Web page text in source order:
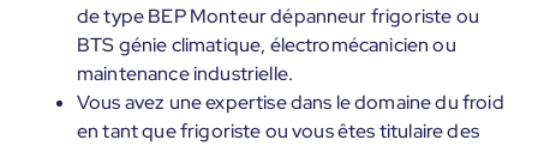
de type BEP Monteur dépanneur frigoriste ou
BTS génie climatique, électromécanicien ou
maintenance industrielle.
Vous avez une expertise dans le domaine du froid
en tant que frigoriste ou vous êtes titulaire des